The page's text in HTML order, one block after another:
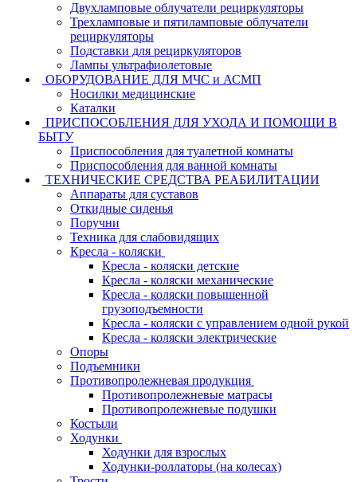
Двухламповые облучатели рециркуляторы
Трехламповые и пятиламповые облучатели
рециркуляторы
Подставки для рециркуляторов
Лампы ультрафиолетовые
ОБОРУДОВАНИЕ ДЛЯ МЧС и АСМП
Носилки медицинские
Каталки
ПРИСПОСОБЛЕНИЯ ДЛЯ УХОДА И ПОМОЩИ В
БЫТУ
Приспособления для туалетной комнаты
Приспособления для ванной комнаты
ТЕХНИЧЕСКИЕ СРЕДСТВА РЕАБИЛИТАЦИИ
Аппараты для суставов
Откидные сиденья
Поручни
Техника для слабовидящих
Кресла - коляски
Кресла - коляски детские
Кресла - коляски механические
Кресла - коляски повышенной
грузоподъемности
Кресла - коляски с управлением одной рукой
Кресла - коляски электрические
Опоры
Подъемники
Противопролежневая продукция
Противопролежневые матрасы
Противопролежневые подушки
Костыли
Ходунки
Ходунки для взрослых
Ходунки-роллаторы (на колесах)